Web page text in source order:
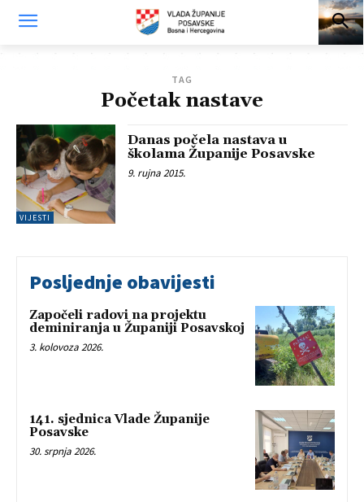
TAG
Početak nastave
VIJESTI
Danas počela nastava u
školama Županije Posavske
9. rujna 2015.
Posljednje obavijesti
Započeli radovi na projektu
deminiranja u Županiji Posavskoj
3. kolovoza 2026.
141. sjednica Vlade Županije
Posavske
30. srpnja 2026.